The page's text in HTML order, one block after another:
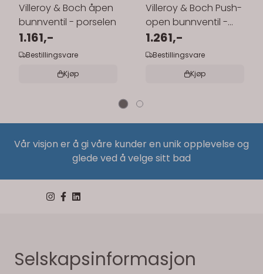
Villeroy & Boch åpen
bunnventil - porselen
1.161,-
Bestillingsvare
Kjøp
Villeroy & Boch Push-
open bunnventil -
porselen
1.261,-
Bestillingsvare
Kjøp
Vår visjon er å gi våre kunder en unik opplevelse og
glede ved å velge sitt bad
Selskapsinformasjon